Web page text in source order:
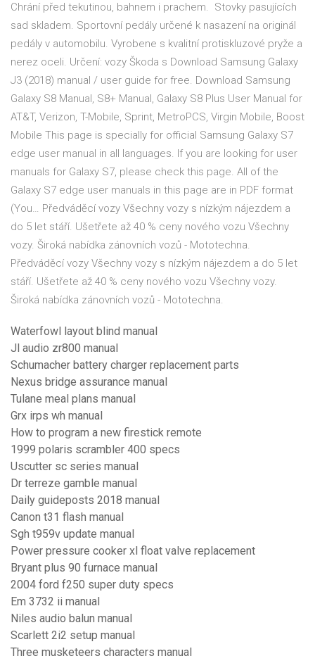
Chrání před tekutinou, bahnem i prachem. ️ Stovky pasujících
sad skladem. Sportovní pedály určené k nasazení na originál
pedály v automobilu. Vyrobene s kvalitní protiskluzové pryže a
nerez oceli. Určení: vozy Škoda s Download Samsung Galaxy
J3 (2018) manual / user guide for free. Download Samsung
Galaxy S8 Manual, S8+ Manual, Galaxy S8 Plus User Manual for
AT&T, Verizon, T-Mobile, Sprint, MetroPCS, Virgin Mobile, Boost
Mobile This page is specially for official Samsung Galaxy S7
edge user manual in all languages. If you are looking for user
manuals for Galaxy S7, please check this page. All of the
Galaxy S7 edge user manuals in this page are in PDF format
(You… Předváděcí vozy Všechny vozy s nízkým nájezdem a
do 5 let stáří. Ušetřete až 40 % ceny nového vozu Všechny
vozy. Široká nabídka zánovních vozů - Mototechna.
Předváděcí vozy Všechny vozy s nízkým nájezdem a do 5 let
stáří. Ušetřete až 40 % ceny nového vozu Všechny vozy.
Široká nabídka zánovních vozů - Mototechna.
Waterfowl layout blind manual
Jl audio zr800 manual
Schumacher battery charger replacement parts
Nexus bridge assurance manual
Tulane meal plans manual
Grx irps wh manual
How to program a new firestick remote
1999 polaris scrambler 400 specs
Uscutter sc series manual
Dr terreze gamble manual
Daily guideposts 2018 manual
Canon t31 flash manual
Sgh t959v update manual
Power pressure cooker xl float valve replacement
Bryant plus 90 furnace manual
2004 ford f250 super duty specs
Em 3732 ii manual
Niles audio balun manual
Scarlett 2i2 setup manual
Three musketeers characters manual